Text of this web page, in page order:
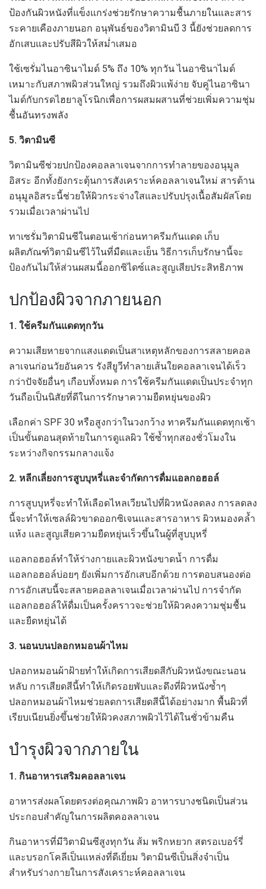
ป้องกันผิวหนังที่แข็งแกร่งช่วยรักษาความชื้นภายในและสาร
ระคายเคืองภายนอก อนุพันธ์ของวิตามินบี 3 นี้ยังช่วยลดการ
อักเสบและปรับสีผิวให้สม่ำเสมอ
ใช้เซรั่มไนอาซินาไมด์ 5% ถึง 10% ทุกวัน ไนอาซินาไมด์
เหมาะกับสภาพผิวส่วนใหญ่ รวมถึงผิวแพ้ง่าย จับคู่ไนอาซินา
ไมด์กับกรดไฮยาลูโรนิกเพื่อการผสมผสานที่ช่วยเพิ่มความชุ่ม
ชื้นอันทรงพลัง
5. วิตามินซี
วิตามินซีช่วยปกป้องคอลลาเจนจากการทำลายของอนุมูล
อิสระ อีกทั้งยังกระตุ้นการสังเคราะห์คอลลาเจนใหม่ สารต้าน
อนุมูลอิสระนี้ช่วยให้ผิวกระจ่างใสและปรับปรุงเนื้อสัมผัสโดย
รวมเมื่อเวลาผ่านไป
ทาเซรั่มวิตามินซีในตอนเช้าก่อนทาครีมกันแดด เก็บ
ผลิตภัณฑ์วิตามินซีไว้ในที่มืดและเย็น วิธีการเก็บรักษานี้จะ
ป้องกันไม่ให้ส่วนผสมนี้ออกซิไดซ์และสูญเสียประสิทธิภาพ
ปกป้องผิวจากภายนอก
1. ใช้ครีมกันแดดทุกวัน
ความเสียหายจากแสงแดดเป็นสาเหตุหลักของการสลายคอล
ลาเจนก่อนวัยอันควร รังสียูวีทำลายเส้นใยคอลลาเจนได้เร็ว
กว่าปัจจัยอื่นๆ เกือบทั้งหมด การใช้ครีมกันแดดเป็นประจำทุก
วันถือเป็นนิสัยที่ดีในการรักษาความยืดหยุ่นของผิว
เลือกค่า SPF 30 หรือสูงกว่าในวงกว้าง ทาครีมกันแดดทุกเช้า
เป็นขั้นตอนสุดท้ายในการดูแลผิว ใช้ซ้ำทุกสองชั่วโมงใน
ระหว่างกิจกรรมกลางแจ้ง
2. หลีกเลี่ยงการสูบบุหรี่และจำกัดการดื่มแอลกอฮอล์
การสูบบุหรี่จะทำให้เลือดไหลเวียนไปที่ผิวหนังลดลง การลดลง
นี้จะทำให้เซลล์ผิวขาดออกซิเจนและสารอาหาร ผิวหมองคล้ำ
แห้ง และสูญเสียความยืดหยุ่นเร็วขึ้นในผู้ที่สูบบุหรี่
แอลกอฮอล์ทำให้ร่างกายและผิวหนังขาดน้ำ การดื่ม
แอลกอฮอล์บ่อยๆ ยังเพิ่มการอักเสบอีกด้วย การตอบสนองต่อ
การอักเสบนี้จะสลายคอลลาเจนเมื่อเวลาผ่านไป การจำกัด
แอลกอฮอล์ให้ดื่มเป็นครั้งคราวจะช่วยให้ผิวคงความชุ่มชื้น
และยืดหยุ่นได้
3. นอนบนปลอกหมอนผ้าไหม
ปลอกหมอนผ้าฝ้ายทำให้เกิดการเสียดสีกับผิวหนังขณะนอน
หลับ การเสียดสีนี้ทำให้เกิดรอยพับและดึงที่ผิวหนังซ้ำๆ
ปลอกหมอนผ้าไหมช่วยลดการเสียดสีนี้ได้อย่างมาก พื้นผิวที่
เรียบเนียนยิ่งขึ้นช่วยให้ผิวคงสภาพผิวไว้ได้ในชั่วข้ามคืน
บำรุงผิวจากภายใน
1. กินอาหารเสริมคอลลาเจน
อาหารส่งผลโดยตรงต่อคุณภาพผิว อาหารบางชนิดเป็นส่วน
ประกอบสำคัญในการผลิตคอลลาเจน
กินอาหารที่มีวิตามินซีสูงทุกวัน ส้ม พริกหยวก สตรอเบอร์รี่
และบรอกโคลีเป็นแหล่งที่ดีเยี่ยม วิตามินซีเป็นสิ่งจำเป็น
สำหรับร่างกายในการสังเคราะห์คอลลาเจน